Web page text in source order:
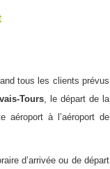
tous les clients prévus
Tours, le départ de la
aéroportà l’aéroport de
d’arrivée ou de départ